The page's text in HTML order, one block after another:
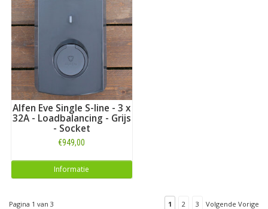
Alfen Eve Single S-line - 3 x
32A - Loadbalancing - Grijs
- Socket
€949,00
Informatie
Pagina 1 van 3 1 2 3 Volgende Vorige